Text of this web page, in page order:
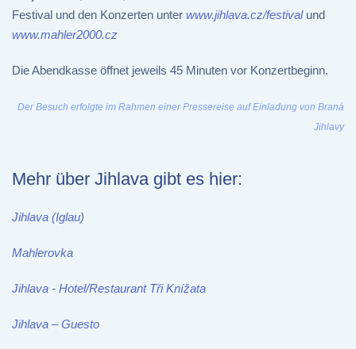
Festival und den Konzerten unter www.jihlava.cz/festivalund
www.mahler2000.cz
Die Abendkasse öffnet jeweils 45 Minuten vor Konzertbeginn.
Der Besuch erfolgte im Rahmen einer Pressereise auf Einladung von Braná
Jihlavy
Mehr über Jihlava gibt es hier:
Jihlava (Iglau)
Mahlerovka
Jihlava - Hotel/Restaurant Tři Knížata
Jihlava – Guesto